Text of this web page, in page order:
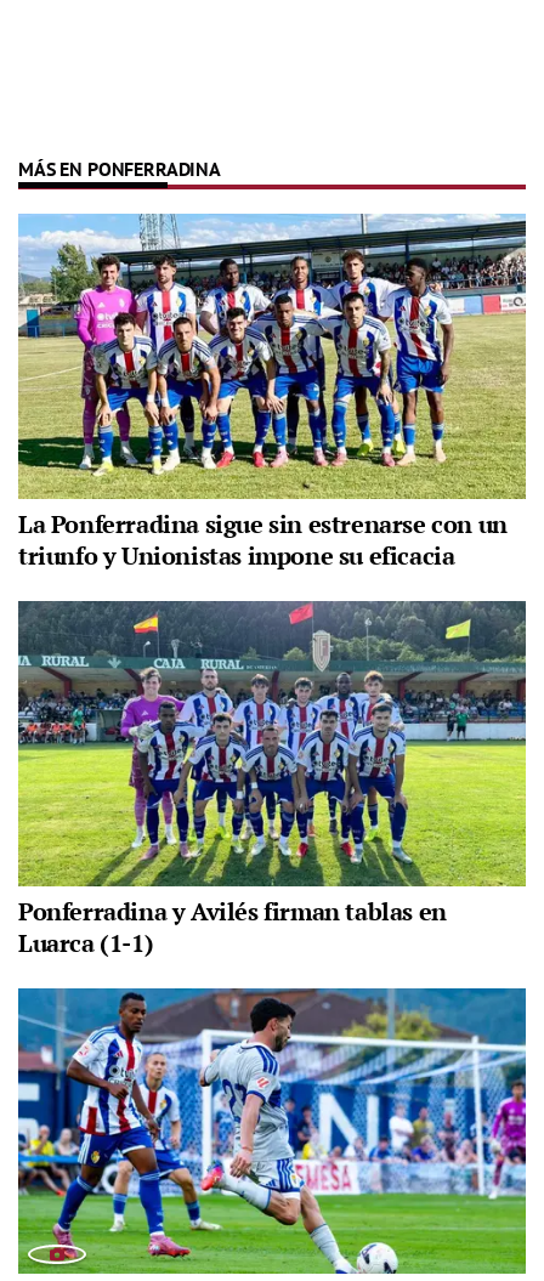
MÁS EN PONFERRADINA
La Ponferradina sigue sin estrenarse con un
triunfo y Unionistas impone su eficacia
Ponferradina y Avilés firman tablas en
Luarca (1-1)